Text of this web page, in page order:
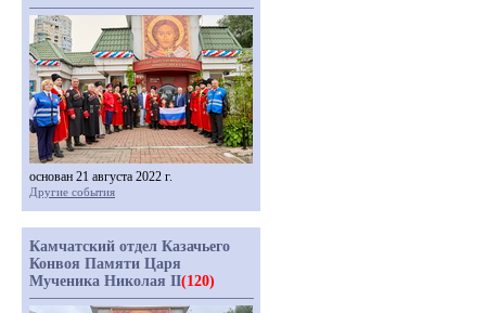
основан 21 августа 2022 г.
Другие события
Камчатский отдел Казачьего
Конвоя Памяти Царя
Мученика Николая II(120)